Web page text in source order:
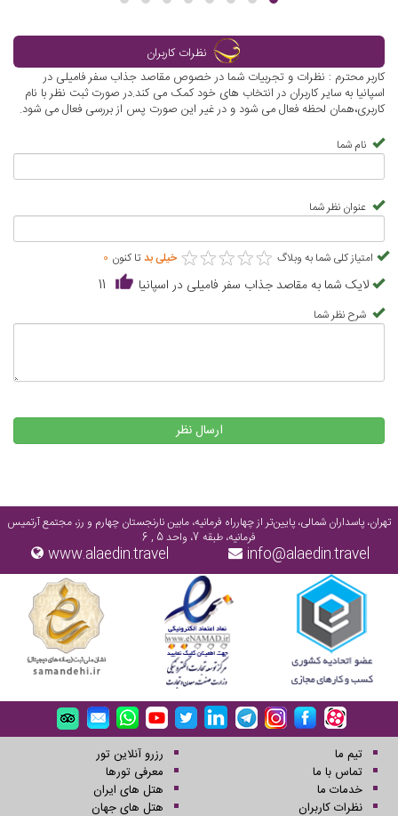
نظرات کاربران
کاربر محترم : نظرات و تجربیات شما در خصوص مقاصد جذاب سفر فامیلی در
اسپانیا به سایر کاربران در انتخاب های خود کمک می کند.در صورت ثبت نظر با نام
کاربری،همان لحظه فعال می شود و در غیر این صورت پس از بررسی فعال می شود.
نام شما
عنوان نظر شما
امتیاز کلی شما به وبلاگ ★★★★★
★★★★★ خیلی بد تا کنون 0
لایک شما به مقاصد جذاب سفر فامیلی در اسپانیا 11
شرح نظر شما
ارسال نظر
تهران، پاسداران شمالی، پایین‌تر از چهارراه فرمانیه، مابین نارنجستان چهارم و رز، مجتمع آرتمیس
فرمانیه، طبقه 7، واحد 5 , 6
info@alaedin.travel
www.alaedin.travel
تیم ما
تماس با ما
خدمات ما
نظرات کاربران
رزرو آنلاین تور
معرفی تورها
هتل های ایران
هتل های جهان